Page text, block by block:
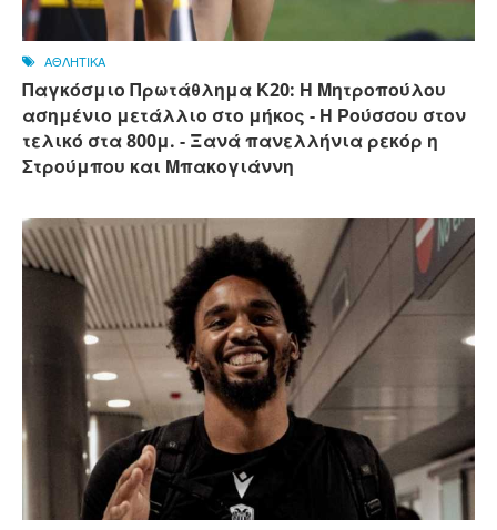
ΑΘΛΗΤΙΚΑ
Παγκόσμιο Πρωτάθλημα Κ20: Η Μητροπούλου
ασημένιο μετάλλιο στο μήκος - Η Ρούσσου στον
τελικό στα 800μ. - Ξανά πανελλήνια ρεκόρ η
Στρούμπου και Μπακογιάννη